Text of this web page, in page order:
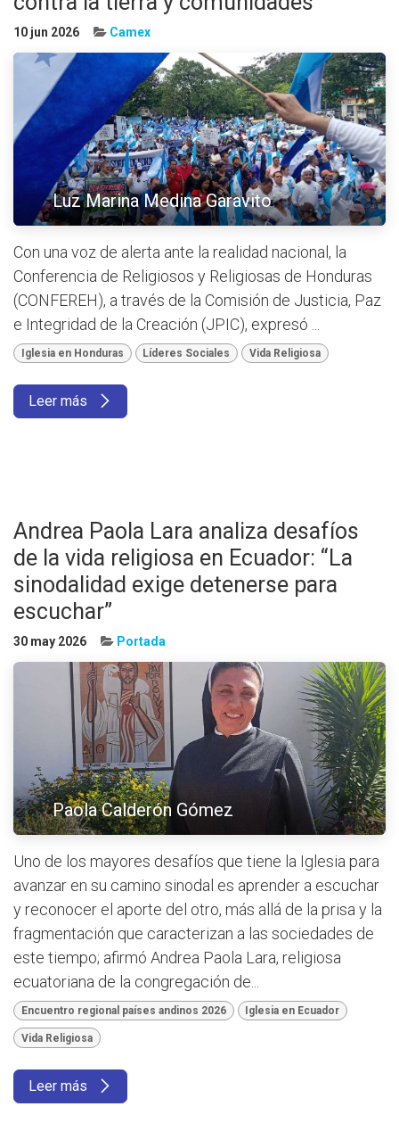
10 jun 2026 Camex
Luz Marina Medina Garavito
Con una voz de alerta ante la realidad nacional, la
Conferencia de Religiosos y Religiosas de Honduras
(CONFEREH), a través de la Comisión de Justicia, Paz
e Integridad de la Creación (JPIC), expresó ...
Iglesia en Honduras Líderes Sociales Vida Religiosa
Leer más
Andrea Paola Lara analiza desafíos
de la vida religiosa en Ecuador: “La
sinodalidad exige detenerse para
escuchar”
30 may 2026 Portada
Paola Calderón Gómez
Uno de los mayores desafíos que tiene la Iglesia para
avanzar en su camino sinodal es aprender a escuchar
y reconocer el aporte del otro, más allá de la prisa y la
fragmentación que caracterizan a las sociedades de
este tiempo; afirmó Andrea Paola Lara, religiosa
ecuatoriana de la congregación de...
Encuentro regional países andinos 2026 Iglesia en Ecuador
Vida Religiosa
Leer más